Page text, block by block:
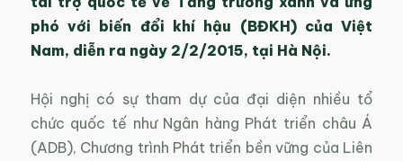
phó với biến đổi khí hậu (BĐKH) của Việt
Nam, diễn ra ngày 2/2/2015, tại Hà Nội.
Hội nghị có sự tham dự của đại diện nhiều tổ
chức quốc tế như Ngân hàng Phát triển châu Á
(ADB), Chương trình Phát triển bền vững của Liên